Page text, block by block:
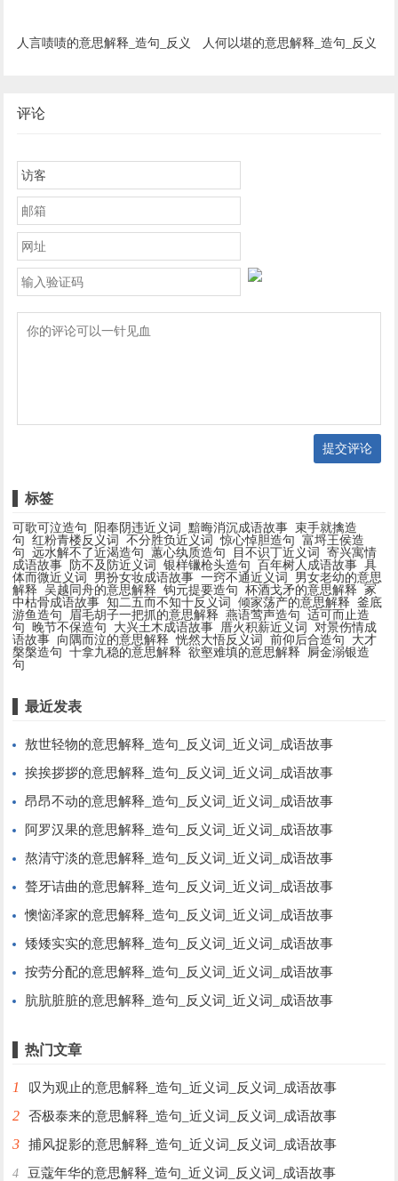
人言啧啧的意思解释_造句_反义 人何以堪的意思解释_造句_反义
评论
提交评论
标签
可歌可泣造句 阳奉阴违近义词 黯晦消沉成语故事 束手就擒造
句
红粉青楼反义词 不分胜负近义词 惊心悼胆造句
富埒王侯造
句
远水解不了近渴造句 蕙心纨质造句 目不识丁近义词
寄兴寓情
成语故事
防不及防近义词 银样镴枪头造句 百年树人成语故事 具
体而微近义词
男扮女妆成语故事 一窍不通近义词
男女老幼的意思
解释
吴越同舟的意思解释 钩元提要造句 杯酒戈矛的意思解释
冢
中枯骨成语故事 知二五而不知十反义词 倾家荡产的意思解释
釜底
游鱼造句
眉毛胡子一把抓的意思解释 燕语莺声造句
适可而止造
句
晚节不保造句 大兴土木成语故事 厝火积薪近义词
对景伤情成
语故事 向隅而泣的意思解释 恍然大悟反义词 前仰后合造句
大才
槃槃造句
十拿九稳的意思解释 欲壑难填的意思解释
屙金溺银造
句
最近发表
敖世轻物的意思解释_造句_反义词_近义词_成语故事
挨挨拶拶的意思解释_造句_反义词_近义词_成语故事
昂昂不动的意思解释_造句_反义词_近义词_成语故事
阿罗汉果的意思解释_造句_反义词_近义词_成语故事
熬清守淡的意思解释_造句_反义词_近义词_成语故事
聱牙诘曲的意思解释_造句_反义词_近义词_成语故事
懊恼泽家的意思解释_造句_反义词_近义词_成语故事
矮矮实实的意思解释_造句_反义词_近义词_成语故事
按劳分配的意思解释_造句_反义词_近义词_成语故事
肮肮脏脏的意思解释_造句_反义词_近义词_成语故事
热门文章
1 叹为观止的意思解释_造句_近义词_反义词_成语故事
2 否极泰来的意思解释_造句_近义词_反义词_成语故事
3 捕风捉影的意思解释_造句_近义词_反义词_成语故事
4 豆蔻年华的意思解释_造句_近义词_反义词_成语故事